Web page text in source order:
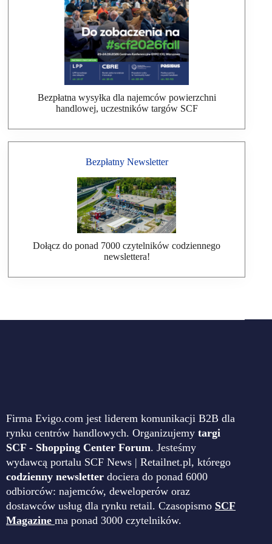
Bezpłatna wysyłka dla najemców powierzchni
handlowej, uczestników targów SCF
Bezpłatny Newsletter
Dołącz do ponad 7000 czytelników codziennego
newslettera!
Firma Evigo.com jest liderem komunikacji B2B dla
rynku centrów handlowych. Organizujemy targi
SCF - Shopping Center Forum. Jesteśmy
wydawcą portalu SCF News | Retailnet.pl, którego
codzienny newsletter dociera do ponad 6000
odbiorców: najemców, deweloperów oraz
dostawców usług dla rynku retail. Czasopismo SCF
Magazine ma ponad 3000 czytelników.